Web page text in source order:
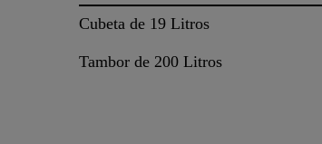
Cubeta de 19 Litros
Tambor de 200 Litros